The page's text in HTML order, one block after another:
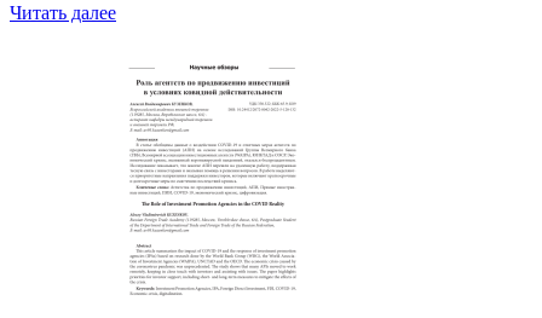
Читать далееRead
Антикварные
монеты
наследстве:
как
понять,
что
перед
вами
действительно
ценность